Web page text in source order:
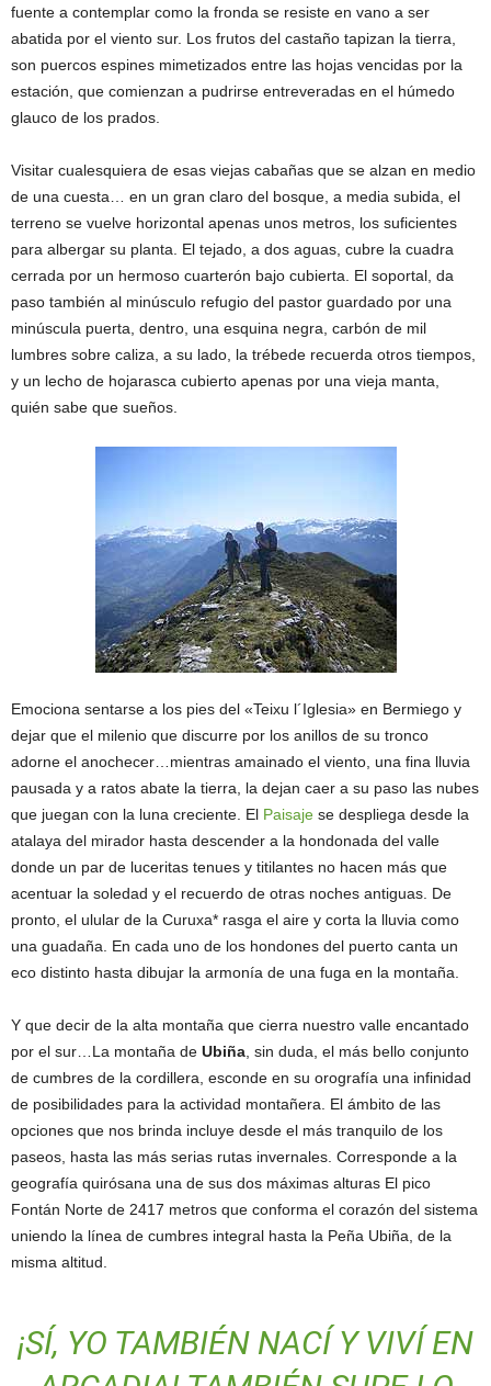
fuente a contemplar como la fronda se resiste en vano a ser
abatida por el viento sur. Los frutos del castaño tapizan la tierra,
son puercos espines mimetizados entre las hojas vencidas por la
estación, que comienzan a pudrirse entreveradas en el húmedo
glauco de los prados.
Visitar cualesquiera de esas viejas cabañas que se alzan en medio
de una cuesta… en un gran claro del bosque, a media subida, el
terreno se vuelve horizontal apenas unos metros, los suficientes
para albergar su planta. El tejado, a dos aguas, cubre la cuadra
cerrada por un hermoso cuarterón bajo cubierta. El soportal, da
paso también al minúsculo refugio del pastor guardado por una
minúscula puerta, dentro, una esquina negra, carbón de mil
lumbres sobre caliza, a su lado, la trébede recuerda otros tiempos,
y un lecho de hojarasca cubierto apenas por una vieja manta,
quién sabe que sueños.
Emociona sentarse a los pies del «Teixu l´Iglesia» en Bermiego y
dejar que el milenio que discurre por los anillos de su tronco
adorne el anochecer…mientras amainado el viento, una fina lluvia
pausada y a ratos abate la tierra, la dejan caer a su paso las nubes
que juegan con la luna creciente. El Paisaje se despliega desde la
atalaya del mirador hasta descender a la hondonada del valle
donde un par de luceritas tenues y titilantes no hacen más que
acentuar la soledad y el recuerdo de otras noches antiguas. De
pronto, el ulular de la Curuxa* rasga el aire y corta la lluvia como
una guadaña. En cada uno de los hondones del puerto canta un
eco distinto hasta dibujar la armonía de una fuga en la montaña.
Y que decir de la alta montaña que cierra nuestro valle encantado
por el sur…La montaña de Ubiña , sin duda, el más bello conjunto
de cumbres de la cordillera, esconde en su orografía una infinidad
de posibilidades para la actividad montañera. El ámbito de las
opciones que nos brinda incluye desde el más tranquilo de los
paseos, hasta las más serias rutas invernales. Corresponde a la
geografía quirósana una de sus dos máximas alturas El pico
Fontán Norte de 2417 metros que conforma el corazón del sistema
uniendo la línea de cumbres integral hasta la Peña Ubiña, de la
misma altitud.
¡SÍ, YO TAMBIÉN NACÍ Y VIVÍ EN